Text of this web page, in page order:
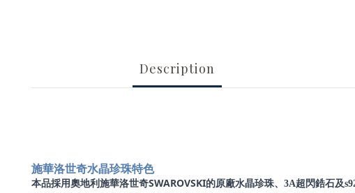
Description
施華洛世奇水晶珍珠特色
本品採用奧地利施華洛世奇SWAROVSKI的原廠水晶珍珠、3A超閃鋯石及